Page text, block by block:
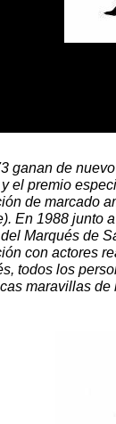
ganan de
y el premio
de marcado
En 1988 junto a
Marqués de
con actores
todos los
maravillas